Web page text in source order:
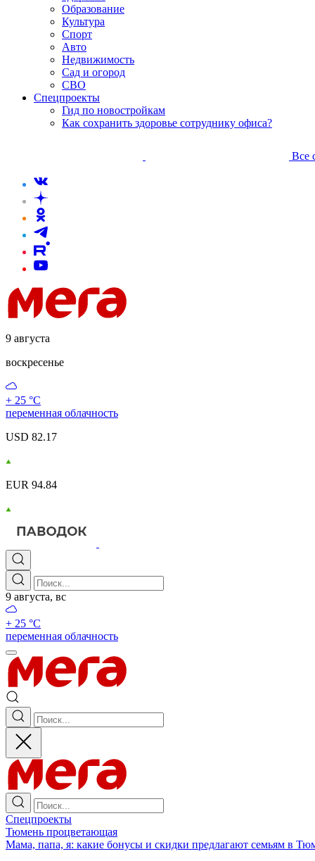
Образование
Культура
Спорт
Авто
Недвижимость
Сад и огород
СВО
Спецпроекты
Гид по новостройкам
Как сохранить здоровье сотруднику офиса?
Все
9 августа
воскресенье
+ 25 °С
переменная облачность
USD 82.17
EUR 94.84
9 августа, вс
+ 25 °С
переменная облачность
Спецпроекты
Тюмень процветающая
Мама, папа, я: какие бонусы и скидки предлагают семьям в